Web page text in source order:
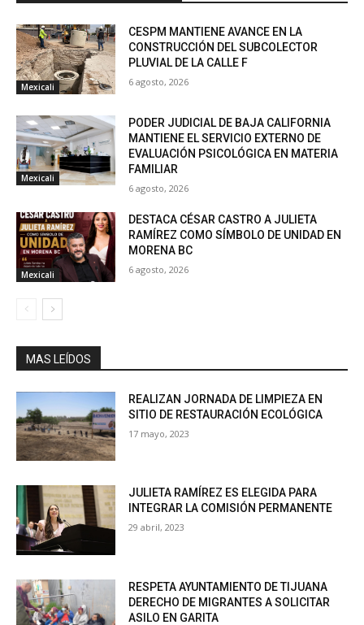
Mexicali
CESPM MANTIENE AVANCE EN LA
CONSTRUCCIÓN DEL SUBCOLECTOR
PLUVIAL DE LA CALLE F
6 agosto, 2026
Mexicali
PODER JUDICIAL DE BAJA CALIFORNIA
MANTIENE EL SERVICIO EXTERNO DE
EVALUACIÓN PSICOLÓGICA EN MATERIA
FAMILIAR
6 agosto, 2026
Mexicali
DESTACA CÉSAR CASTRO A JULIETA
RAMÍREZ COMO SÍMBOLO DE UNIDAD EN
MORENA BC
6 agosto, 2026
MAS LEÍDOS
REALIZAN JORNADA DE LIMPIEZA EN
SITIO DE RESTAURACIÓN ECOLÓGICA
17 mayo, 2023
JULIETA RAMÍREZ ES ELEGIDA PARA
INTEGRAR LA COMISIÓN PERMANENTE
29 abril, 2023
RESPETA AYUNTAMIENTO DE TIJUANA
DERECHO DE MIGRANTES A SOLICITAR
ASILO EN GARITA